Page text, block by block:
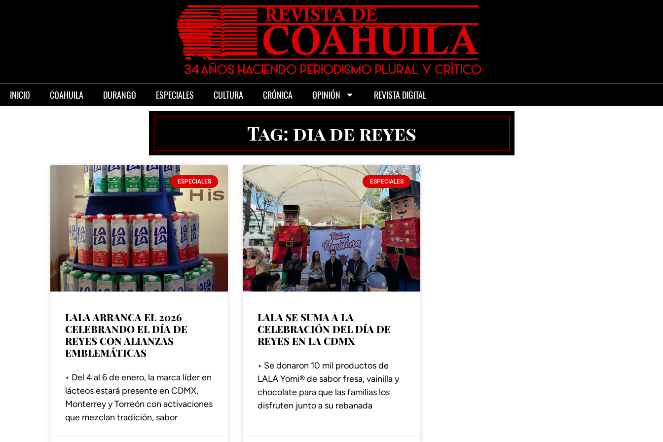
INICIO COAHUILA DURANGO ESPECIALES CULTURA CRÓNICA OPINIÓN REVISTA DIGITAL
Tag: dia de reyes
ESPECIALES
LALA ARRANCA EL 2026
CELEBRANDO EL DÍA DE
REYES CON ALIANZAS
EMBLEMÁTICAS
• Del 4 al 6 de enero, la marca líder en
lácteos estará presente en CDMX,
Monterrey y Torreón con activaciones
que mezclan tradición, sabor
ESPECIALES
LALA SE SUMA A LA
CELEBRACIÓN DEL DÍA DE
REYES EN LA CDMX
• Se donaron 10 mil productos de
LALA Yomi®️ de sabor fresa, vainilla y
chocolate para que las familias los
disfruten junto a su rebanada